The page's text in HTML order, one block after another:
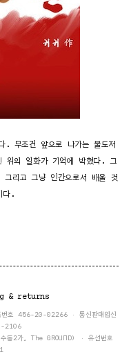
. 무조건 앞으로 나가는 불도저
위의 일화가 기억에 박혔다. 그
리고 그냥 인간으로서 배울 것
다.
& returns
호 456-20-02266 · 통신판매업신
-2106
동2가, The GROUND) · 유선번호